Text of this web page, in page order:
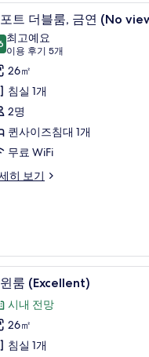
작업 공간
13트 더블룸, 금연 (No
점 만점 중 10점
최고예요
이용 후기 5개
(이
용
후
기
5
개)
26㎡
침실 1개
2명
퀸사이즈침대 1개
무료 WiFi
히 보기
털 이불, 책상, 노트북 작업 공간
12룸 (Excellent)
시내 전망
26㎡
침실 1개